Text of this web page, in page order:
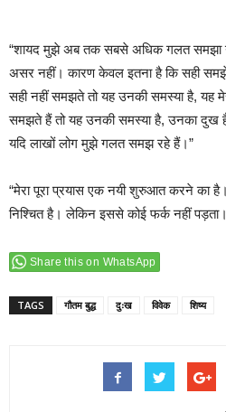
“शायद मुझे अब तक सबसे अधिक गलत समझा
असर नहीं। कारण केवल इतना है कि सही समझे
सही नहीं समझते तो यह उनकी समस्या है, यह
समझते हैं तो यह उनकी समस्या है, उनका दुख
यदि लाखों लोग मुझे गलत समझ रहे हैं।”
“मेरा पूरा प्रयास एक नयी शुरुआत करने का
निश्चित है। लेकिन इससे कोई फर्क नहीं
Share this on WhatsApp
TAGS गौतम बुद्ध दुःख विवेक शिष्य